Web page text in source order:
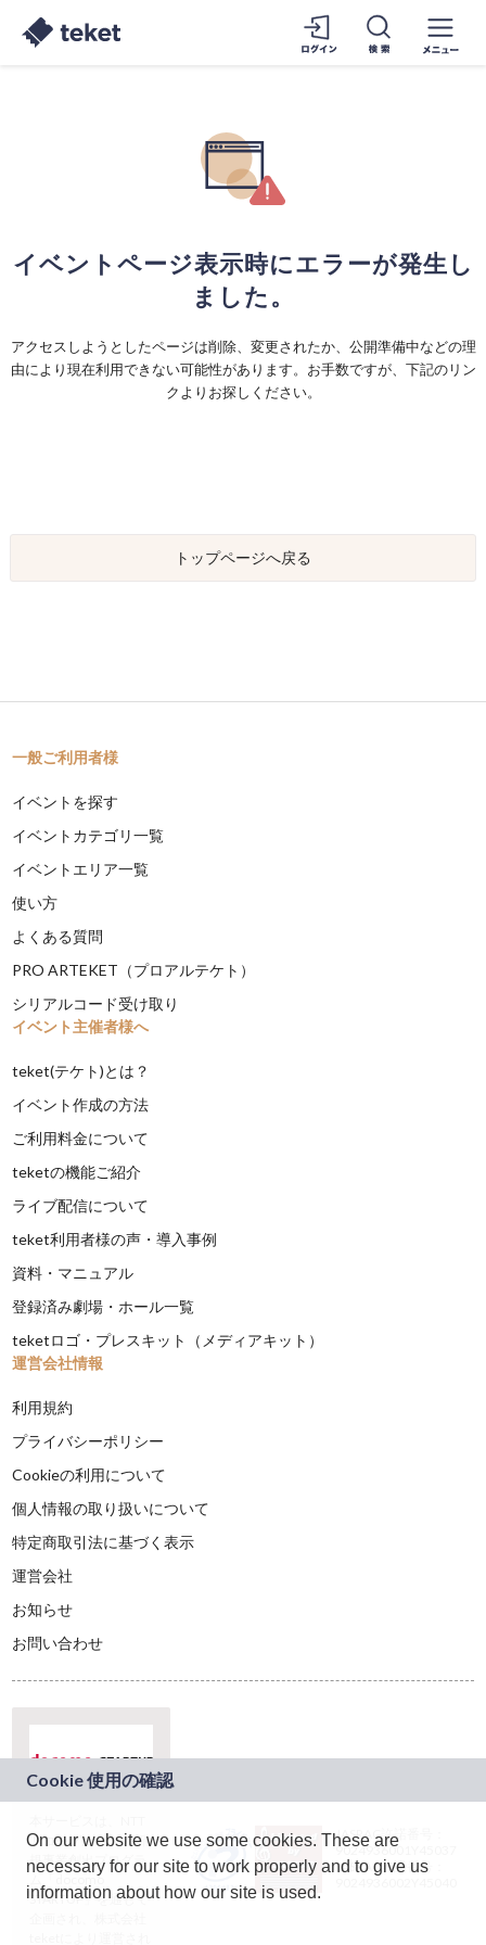
イベントページ表示時にエラーが発生し
ました。
アクセスしようとしたページは削除、変更されたか、公開準備中などの理
由により現在利用できない可能性があります。お手数ですが、下記のリン
クよりお探しください。
トップページへ戻る
一般ご利用者様
イベントを探す
イベントカテゴリ一覧
イベントエリア一覧
使い方
よくある質問
PRO ARTEKET（プロアルテケト）
シリアルコード受け取り
イベント主催者様へ
teket(テケト)とは？
イベント作成の方法
ご利用料金について
teketの機能ご紹介
ライブ配信について
teket利用者様の声・導入事例
資料・マニュアル
登録済み劇場・ホール一覧
teketロゴ・プレスキット（メディアキット）
運営会社情報
利用規約
プライバシーポリシー
Cookieの利用について
個人情報の取り扱いについて
特定商取引法に基づく表示
運営会社
お知らせ
お問い合わせ
ドコモグループの新
規事業創出プログラ
ム「docomo
STARTUP」を通じて
JASRAC許諾番号：
9024936001Y45037
JASRAC許諾番号：
On our website we use some cookies. These are
necessary for our site to work properly and to give us
information about how our site is used.